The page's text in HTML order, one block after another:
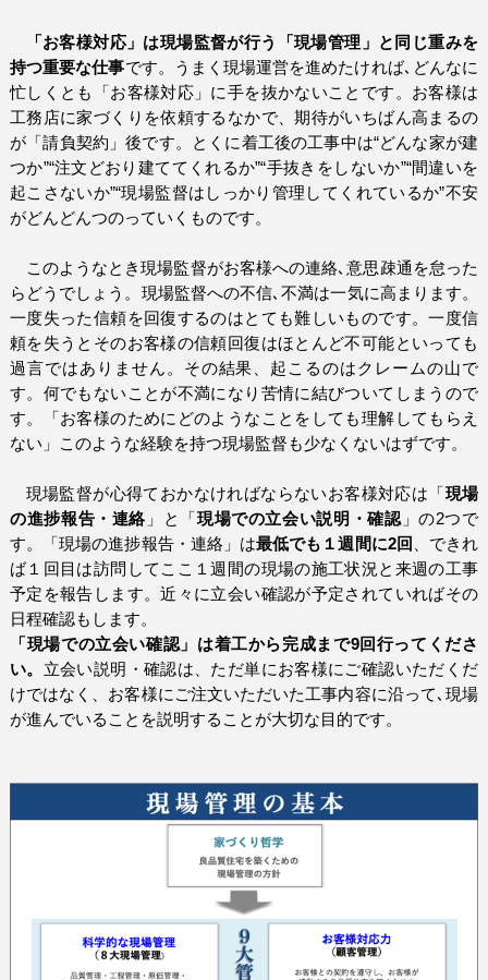
「お客様対応」は現場監督が行う「現場管理」と同じ重みを
持つ重要な仕事です。うまく現場運営を進めたければ､どんなに
忙しくとも「お客様対応」に手を抜かないことです。 お客様は
工務店に家づくりを依頼するなかで、期待がいちばん高まるの
が「請負契約」後です。とくに着工後の工事中は“どんな家が建
つか”“注文どおり建ててくれるか”“手抜きをしないか”“間違いを
起こさないか”“現場監督はしっかり管理してくれているか”不安
がどんどんつのっていくものです。
このようなとき現場監督がお客様への連絡､意思疎通を怠った
らどうでしょう。現場監督への不信､不満は一気に高まります。
一度失った信頼を回復するのはとても難しいものです。一度信
頼を失うとそのお客様の信頼回復はほとんど不可能といっても
過言ではありません。その結果、起こるのはクレームの山で
す。何でもないことが不満になり苦情に結びついてしまうので
す。「お客様のためにどのようなことをしても理解してもらえ
ない」このような経験を持つ現場監督も少なくないはずです。
現場監督が心得ておかなければならないお客様対応は「 現場
の進捗報告・連絡 」と「 現場での立会い説明・確認 」の2つで
す。「現場の進捗報告・連絡」は最低でも１週間に2回
、できれ
ば１回目は訪問してここ１週間の現場の施工状況と来週の工事
予定を報告します。近々に立会い確認が予定されていればその
日程確認もします。
「現場での立会い確認」は着工から完成まで9回行ってくださ
い。 立会い説明・確認は、ただ単にお客様にご確認いただくだ
けではなく、お客様にご注文いただいた工事内容に沿って､現場
が進んでいることを説明することが大切な目的です。